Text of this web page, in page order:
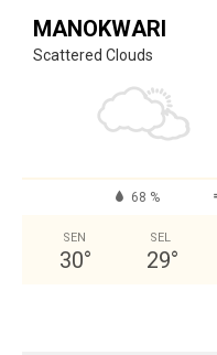
MANOKWARI
Scattered Clouds
68 %
SEN
30°
SEL
29°